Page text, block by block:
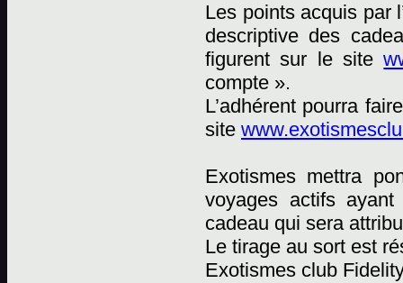
Les points acquis par
descriptive des
figurent sur le site
compte ».
L’adhérent pourra
site
Exotismes mettra
voyages actifs
cadeau qui sera
Le tirage au sort est
Exotismes club